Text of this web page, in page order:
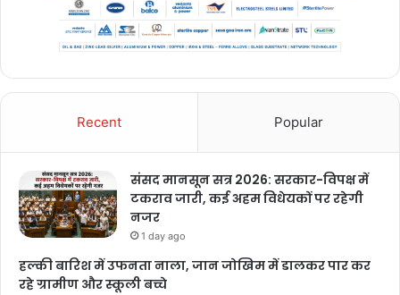
Recent Popular
संसद मानसून सत्र 2026: सरकार-विपक्ष में
टकराव जारी, कई अहम विधेयकों पर रहेगी
नजर
1 day ago
हल्की बारिश में उफनता नाला, जान जोखिम में डालकर पार कर
रहे ग्रामीण और स्कूली बच्चे